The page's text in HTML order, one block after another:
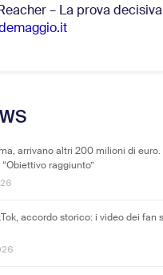
– La prova
arrivano altri 200 milioni di euro.
“Obiettivo raggiunto”
accordo storico: i video dei fan